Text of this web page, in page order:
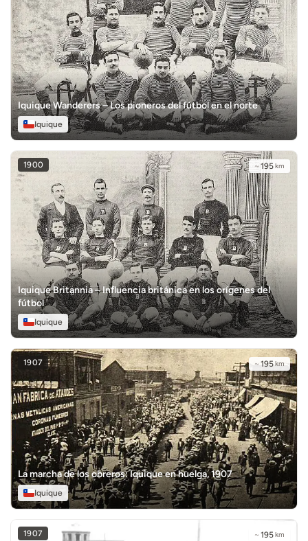
Iquique Wanderers – Los pioneros del fútbol en el norte
Iquique
1900 ~195km
Iquique Britannia – Influencia británica en los orígenes del
fútbol
Iquique
1907 ~ 195km
La marcha de los obreros: Iquique en huelga, 1907
Iquique
1907 ~ 195km